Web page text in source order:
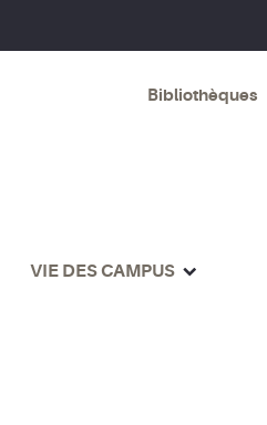
Bibliothèques
VIE DES CAMPUS